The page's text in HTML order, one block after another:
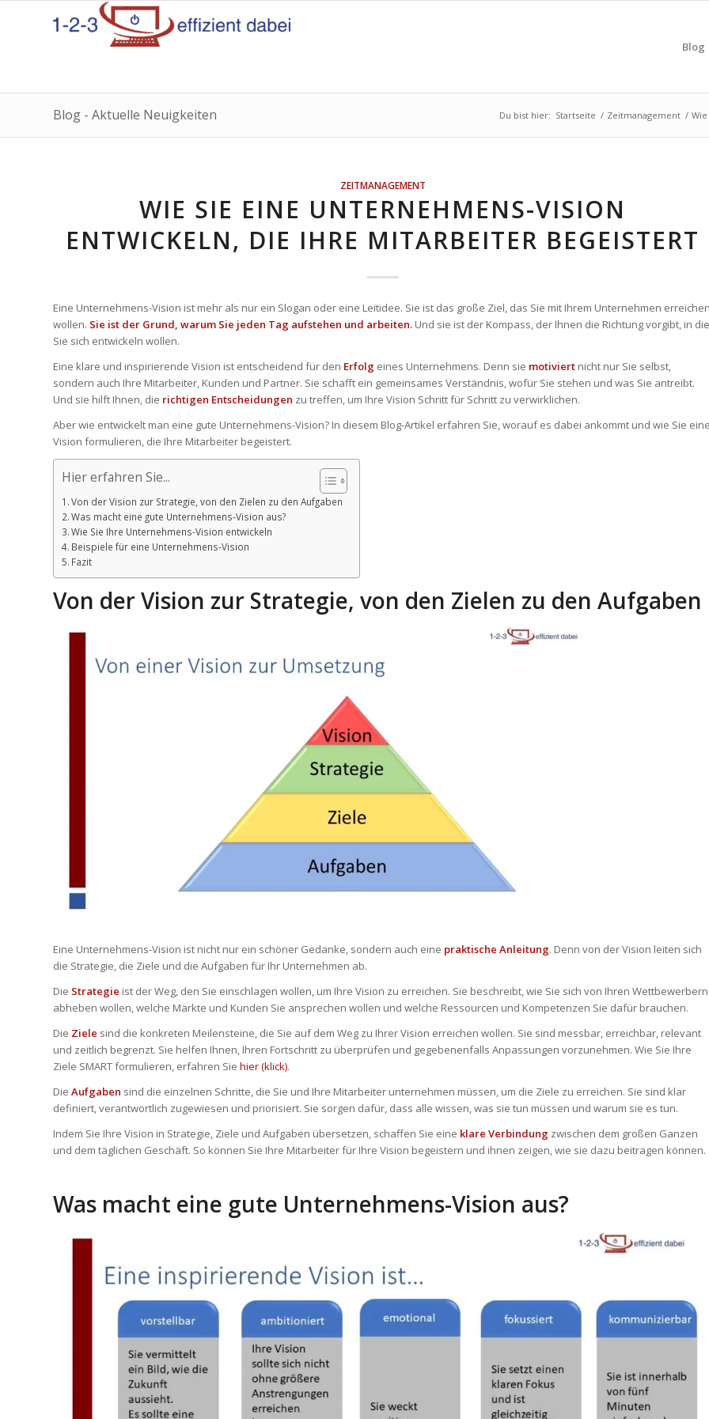
Blog
Blog - Aktuelle Neuigkeiten Du bist hier: Startseite / Zeitmanagement /
ZEITMANAGEMENT
WIE SIE EINE UNTERNEHMENS-VISION
ENTWICKELN, DIE IHRE MITARBEITER BEGEISTERT
Eine Unternehmens-Vision ist mehr als nur ein Slogan oder eine Leitidee. Sie ist das große Ziel, das Sie mit Ihrem Unternehmen
wollen. Sie ist der Grund, warum Sie jeden Tag aufstehen und arbeiten. Und sie ist der Kompass, der Ihnen die Richtung vorgibt, in die
Sie sich entwickeln wollen.
Eine klare und inspirierende Vision ist entscheidend für den Erfolg eines Unternehmens. Denn sie motiviert nicht nur Sie selbst,
sondern auch Ihre Mitarbeiter, Kunden und Partner. Sie schafft ein gemeinsames Verständnis, wofür Sie stehen und was Sie antreibt.
Und sie hilft Ihnen, die richtigen Entscheidungen zu treffen, um Ihre Vision Schritt für Schritt zu verwirklichen.
Aber wie entwickelt man eine gute Unternehmens-Vision? In diesem Blog-Artikel erfahren Sie, worauf es dabei ankommt und wie Sie
Vision formulieren, die Ihre Mitarbeiter begeistert.
Hier erfahren Sie...
Von der Vision zur Strategie, von den Zielen zu den Aufgaben
Was macht eine gute Unternehmens-Vision aus?
Wie Sie Ihre Unternehmens-Vision entwickeln
Beispiele für eine Unternehmens-Vision
Fazit
Von der Vision zur Strategie, von den Zielen zu den Aufgaben
Eine Unternehmens-Vision ist nicht nur ein schöner Gedanke, sondern auch eine praktische Anleitung. Denn von der Vision leiten sich
die Strategie, die Ziele und die Aufgaben für Ihr Unternehmen ab.
Die Strategie ist der Weg, den Sie einschlagen wollen, um Ihre Vision zu erreichen. Sie beschreibt, wie Sie sich von Ihren Wettbewerbern
abheben wollen, welche Märkte und Kunden Sie ansprechen wollen und welche Ressourcen und Kompetenzen Sie dafür brauchen.
Die Ziele sind die konkreten Meilensteine, die Sie auf dem Weg zu Ihrer Vision erreichen wollen. Sie sind messbar, erreichbar, relevant
und zeitlich begrenzt. Sie helfen Ihnen, Ihren Fortschritt zu überprüfen und gegebenenfalls Anpassungen vorzunehmen. Wie Sie Ihre
Ziele SMART formulieren, erfahren Sie hier (klick).
Die Aufgaben sind die einzelnen Schritte, die Sie und Ihre Mitarbeiter unternehmen müssen, um die Ziele zu erreichen. Sie sind klar
definiert, verantwortlich zugewiesen und priorisiert. Sie sorgen dafür, dass alle wissen, was sie tun müssen und warum sie es tun.
Indem Sie Ihre Vision in Strategie, Ziele und Aufgaben übersetzen, schaffen Sie eine klare Verbindung zwischen dem großen Ganzen
und dem täglichen Geschäft. So können Sie Ihre Mitarbeiter für Ihre Vision begeistern und ihnen zeigen, wie sie dazu beitragen können.
Was macht eine gute Unternehmens-Vision aus?